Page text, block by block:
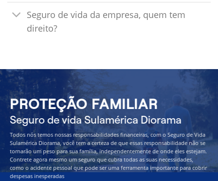
Seguro de vida da empresa, quem tem
direito?
PROTEÇÃO FAMILIAR
Seguro de vida Sulamérica Diorama
Todos nós temos nossas responsabilidades financeiras, com o Seguro de Vida
Sulamérica Diorama, você tem a certeza de que essas responsabilidade não se
tornarão um peso para sua família, independentemente de onde eles estejam.
Contrete agora mesmo um seguro que cubra todas as suas necessidades,
como o acidente pessoal que pode ser uma ferramenta importante para cobrir
despesas inesperadas